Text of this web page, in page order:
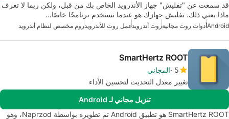
قد سمعت عن "تفليش" جهاز الأندرويد الخاص بك من قبل، ولكن ربما لا تعرف
ماذا يعني ذلك. تفليش جهازك هو عندما تستخدم برنامجًا خاصًا…
Androidأدوات روت مجانيةروت أندرويدعمل روت للأندرويدروم مخصص لنظام أندرويد
SmartHertz ROOT
5 المجاني
تغيير معدل التحديث لتحسين الأداء
تنزيل مجاني لـ Android
SmartHertz ROOT هو تطبيق Android تم تطويره بواسطة Naprzod، وهو